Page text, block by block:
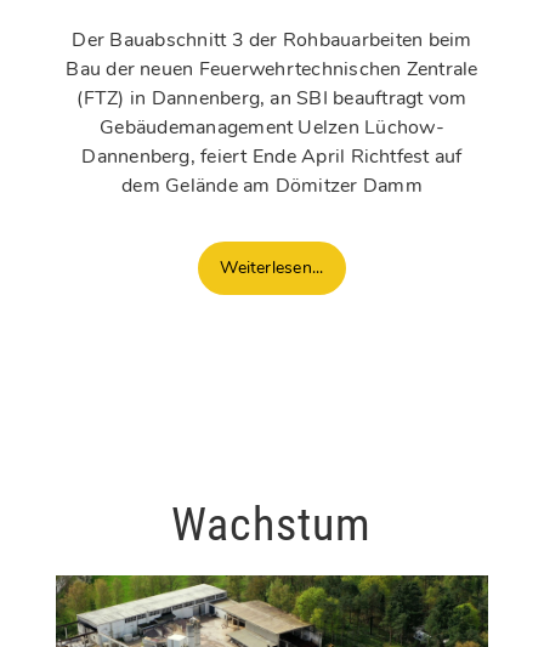
Der Bauabschnitt 3 der Rohbauarbeiten beim
Bau der neuen Feuerwehrtechnischen Zentrale
(FTZ) in Dannenberg, an SBI beauftragt vom
Gebäudemanagement Uelzen Lüchow-
Dannenberg, feiert Ende April Richtfest auf
dem Gelände am Dömitzer Damm
Weiterlesen...
Wachstum